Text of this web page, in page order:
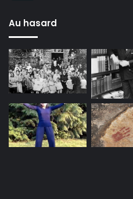
Au hasard